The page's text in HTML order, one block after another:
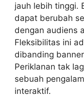
jauh lebih tinggi.
dapat berubah
dengan audiens
Fleksibilitas ini
dibanding
Periklanan tak
sebuah
interaktif.